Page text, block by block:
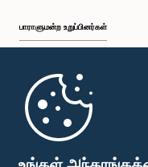
பாராளுமன்ற உறுப்பினர்கள்
முதற்பக்கம்
பாராளுமன்ற கையடக்க செயலி